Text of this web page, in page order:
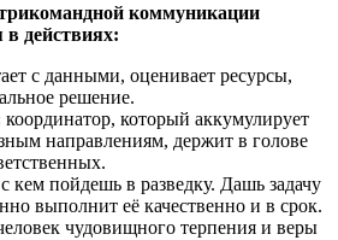
коммуникации
действиях:
с данными, оценивает ресурсы,
решение.
координатор, который аккумулирует
направлениям, держит в голове
с кем пойдешь в разведку. Дашь задачу
выполнит её качественно и в срок.
чудовищного терпения и веры